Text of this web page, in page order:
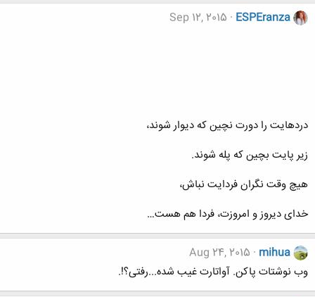
ESPEranza
Sep 12, 2015
دردهایت را دورت نچین که دیوار شوند،
زیر پایت بچین که پله شوند.
هیچ وقت نگران فردایت نباش،
خدای دیروز و امروزت، فردا هم هست…
mihua
Aug 24, 2015
وب نوشتات پاکن. آواتارت غیب شده...رفتی؟!.